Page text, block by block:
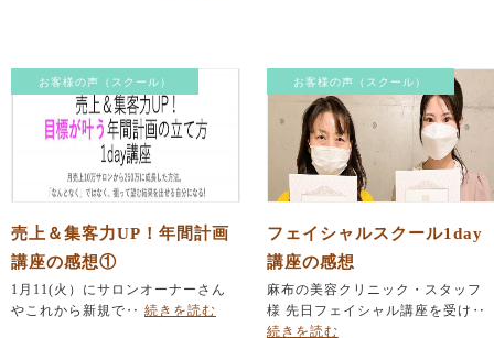
お客様の声（スクール）
売上＆集客力UP！年間計画
講座の感想①
1月11(火）にサロンオーナーさん
やこれから新規で‥ 続きを読む
お客様の声（スクール）
フェイシャルスクール1day
講座の感想
麻布の美容クリニック・スタッフ
様 先日フェイシャル講座を受け‥
続きを読む